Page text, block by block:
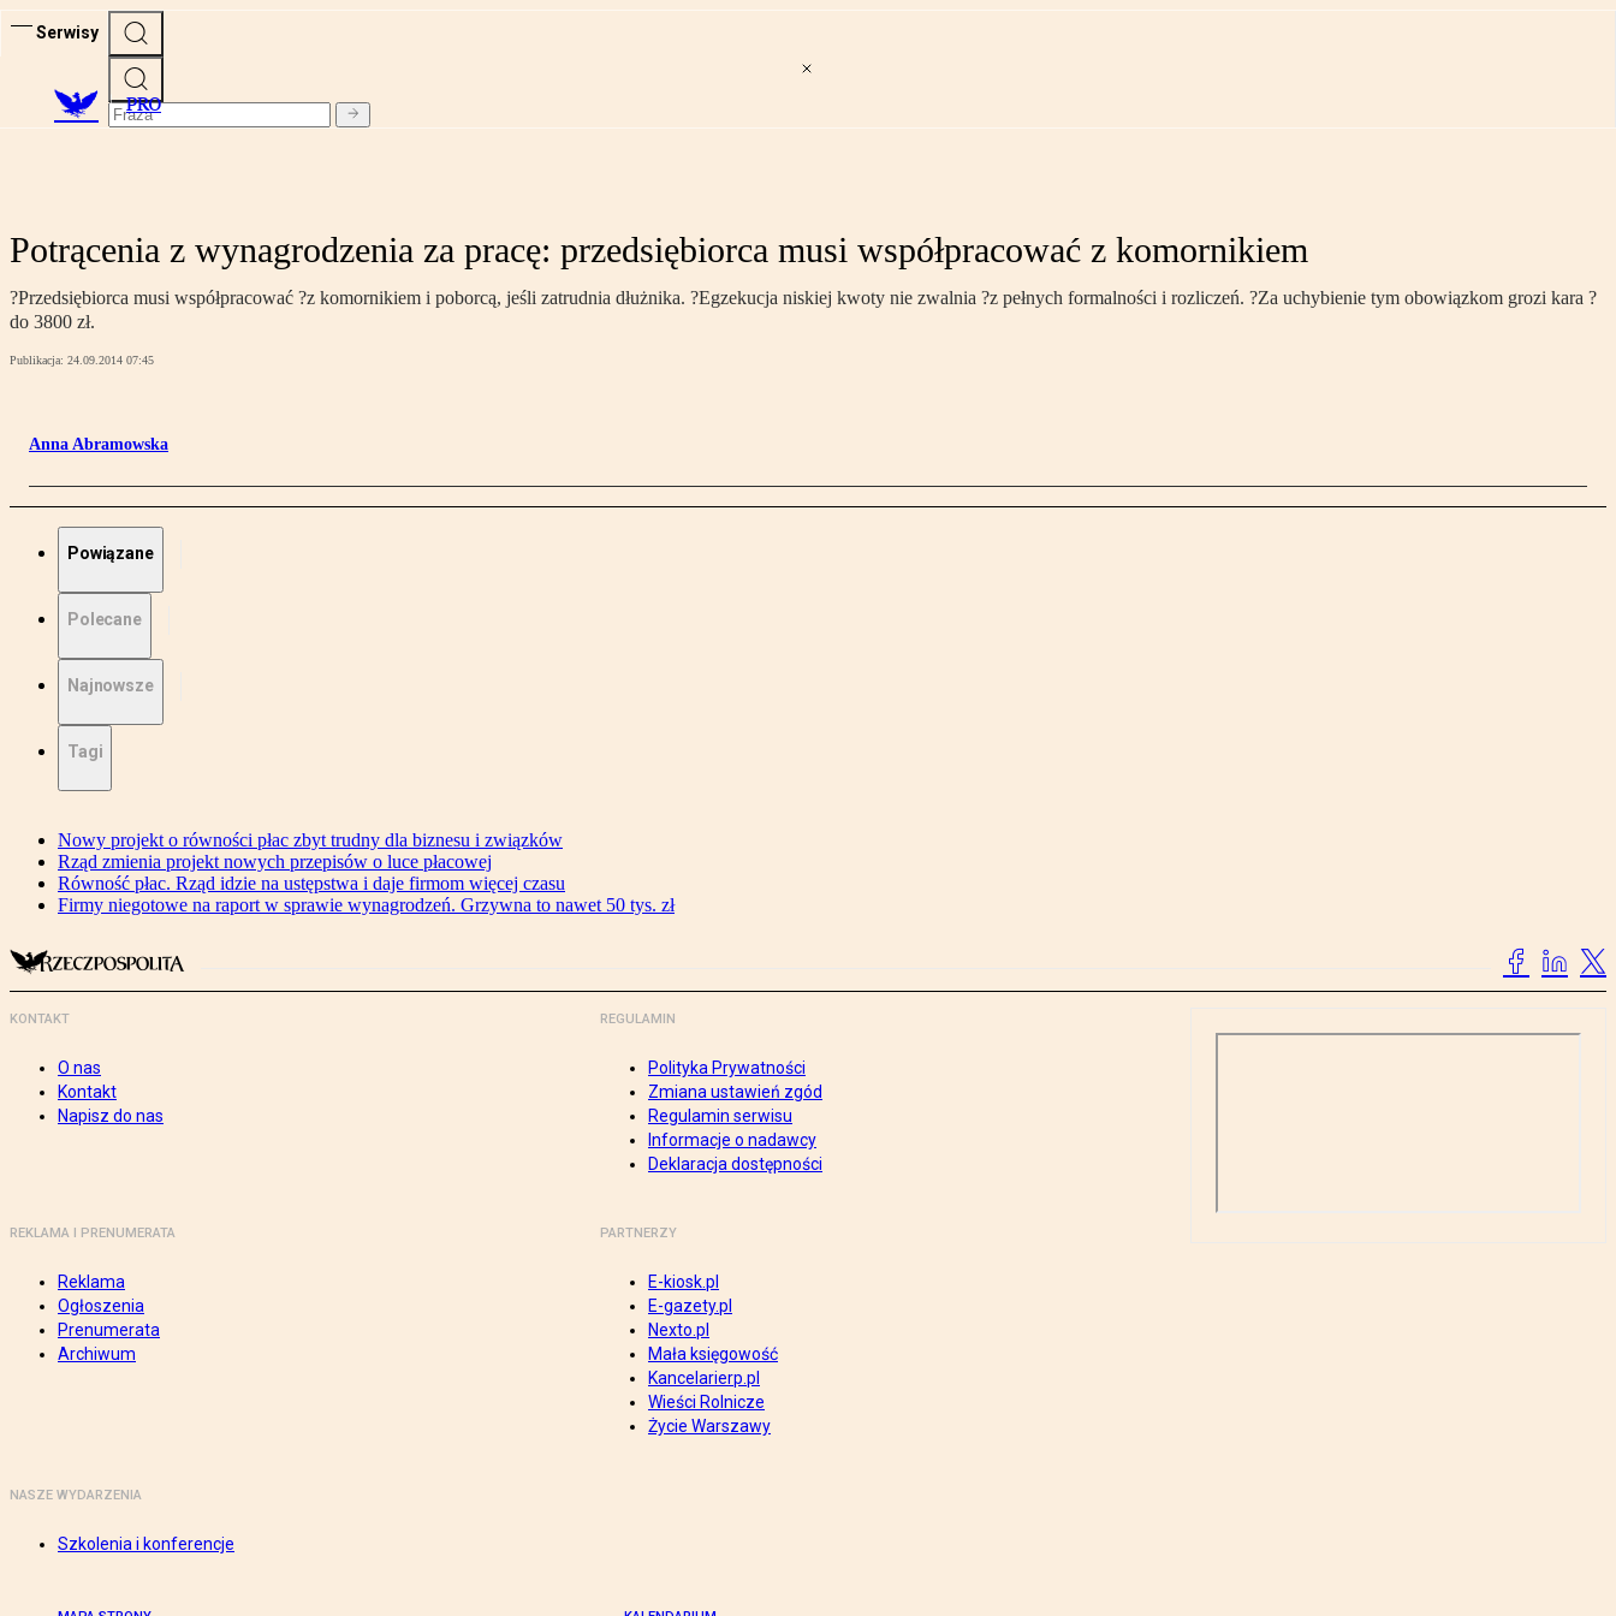
Serwisy
PRO
Potrącenia z wynagrodzenia za pracę: przedsiębiorca musi współpracować z komornikiem
?Przedsiębiorca musi współpracować ?z komornikiem i poborcą, jeśli zatrudnia dłużnika. ?Egzekucja niskiej kwoty nie zwalnia ?z pełnych formalności i rozliczeń. ?Za uchybienie tym obowiązkom grozi kara ?
do 3800 zł.
Publikacja: 24.09.2014 07:45
Anna Abramowska
Powiązane
Polecane
Najnowsze
Tagi
Nowy projekt o równości płac zbyt trudny dla biznesu i związków
Rząd zmienia projekt nowych przepisów o luce płacowej
Równość płac. Rząd idzie na ustępstwa i daje firmom więcej czasu
Firmy niegotowe na raport w sprawie wynagrodzeń. Grzywna to nawet 50 tys. zł
KONTAKT
O nas
Kontakt
Napisz do nas
REGULAMIN
Polityka Prywatności
Zmiana ustawień zgód
Regulamin serwisu
Informacje o nadawcy
Deklaracja dostępności
REKLAMA I PRENUMERATA
Reklama
Ogłoszenia
Prenumerata
Archiwum
PARTNERZY
E-kiosk.pl
E-gazety.pl
Nexto.pl
Mała księgowość
Kancelarierp.pl
Wieści Rolnicze
Życie Warszawy
NASZE WYDARZENIA
Szkolenia i konferencje